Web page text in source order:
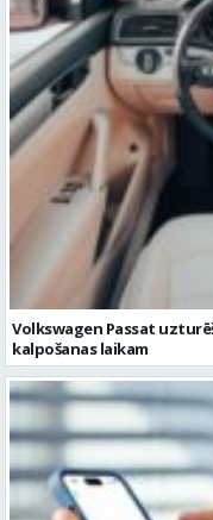
Volkswagen Passat
kalpošanas laikam